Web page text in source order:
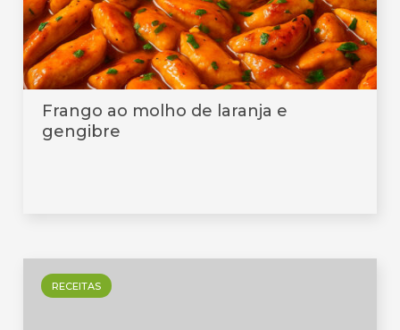
Frango ao molho de laranja e
gengibre
RECEITAS